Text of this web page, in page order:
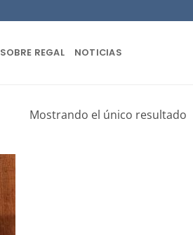
SOBRE REGAL NOTICIAS
Mostrando el único resultado